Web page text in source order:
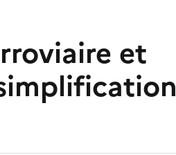
et